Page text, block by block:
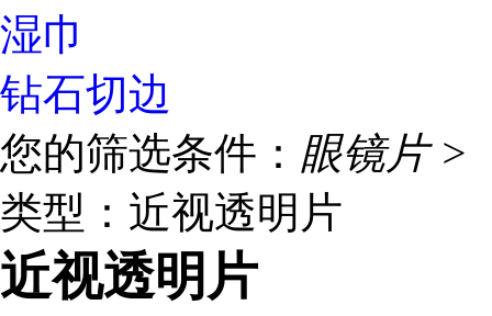
湿巾
钻石切边
您的筛选条件： 眼镜片 >
类型：近视透明片
近视透明片